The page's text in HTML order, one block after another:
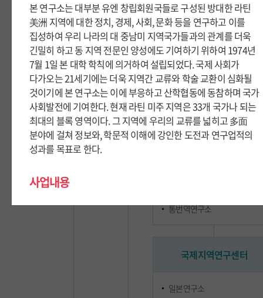
연구윤리센터
부속연구기관
외국어문연구센터
통번역연구소
국제지역연구센터
일본연구소
본 연구소는 대부분 유엔 창립회원국들로 구성된 방대한 라틴
美洲 지역에 대한 정치, 경제, 사회, 문화 등을 연구하고 이를
집성하여 우리 나라의 대 중남미 지역국가들과의 관계를 더욱
긴밀히 하고 동 지역 전문인 양성에도 기여하기 위하여 1974년
7월 1일 본 대학 학칙에 의거하여 설립되었다. 국제 사회가
다가오는 21세기에는 더욱 지역간 교류와 학술 교환이 심화될
것이기에 본 연구소는 이에 부응하고 산학협동에 동참하며 국가
사회발전에 기여한다. 현재 라틴 미주 지역은 33개 국가나 되는
최대의 블록 영역이다. 그 지역에 우리의 교류를 넓히고 多面
분야에 걸쳐 정보와, 학문적 이해에 강인한 도전과 연구업적의
성과를 목표로 한다.
사업내용
라틴아메리카 지역 국가의 사회, 경제, 정치 연구
라틴아메리카 미주지역의 의회, 행정체제, 관행 및 제도 연구
본 연구소는 대부분 유엔 창립회원국들로 구성된 방대한 라틴
美洲 지역에 대한 정치, 경제, 사회, 문화 등을 연구하고 이를
집성하여 우리 나라의 대 중남미 지역국가들과의 관계를 더욱
긴밀히 하고 동 지역 전문인 양성에도 기여하기 위하여 1974년
7월 1일 본 대학 학칙에 의거하여 설립되었다. 국제 사회가
다가오는 21세기에는 더욱 지역간 교류와 학술 교환이 심화될
것이기에 본 연구소는 이에 부응하고 산학협동에 동참하며 국가
사회발전에 기여한다. 현재 라틴 미주 지역은 33개 국가나 되는
최대의 블록 영역이다. 그 지역에 우리의 교류를 넓히고 多面
분야에 걸쳐 정보와, 학문적 이해에 강인한 도전과 연구업적의
성과를 목표로 한다.
사업내용
라틴아메리카 지역 국가의 사회, 경제, 정치 연구
라틴아메리카 미주지역의 의회, 행정체제, 관행 및 제도 연구